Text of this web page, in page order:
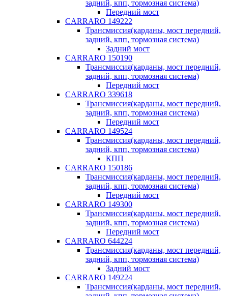
задний, кпп, тормозная система)
Передний мост
CARRARO 149222
Трансмиссия(карданы, мост передний,
задний, кпп, тормозная система)
Задний мост
CARRARO 150190
Трансмиссия(карданы, мост передний,
задний, кпп, тормозная система)
Передний мост
CARRARO 339618
Трансмиссия(карданы, мост передний,
задний, кпп, тормозная система)
Передний мост
CARRARO 149524
Трансмиссия(карданы, мост передний,
задний, кпп, тормозная система)
КПП
CARRARO 150186
Трансмиссия(карданы, мост передний,
задний, кпп, тормозная система)
Передний мост
CARRARO 149300
Трансмиссия(карданы, мост передний,
задний, кпп, тормозная система)
Передний мост
CARRARO 644224
Трансмиссия(карданы, мост передний,
задний, кпп, тормозная система)
Задний мост
CARRARO 149224
Трансмиссия(карданы, мост передний,